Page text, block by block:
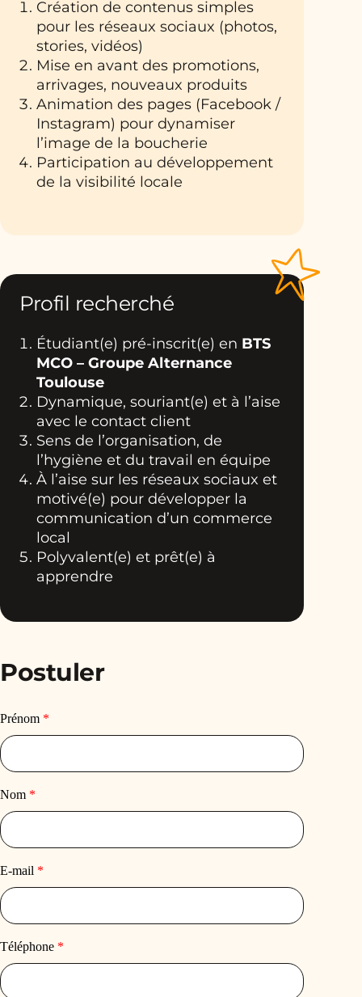
Création de contenus simples
pour les réseaux sociaux (photos,
stories, vidéos)
Mise en avant des promotions,
arrivages, nouveaux produits
Animation des pages (Facebook /
Instagram) pour dynamiser
l’image de la boucherie
Participation au développement
de la visibilité locale
Profil recherché
Étudiant(e) pré-inscrit(e) en BTS
MCO – Groupe Alternance
Toulouse
Dynamique, souriant(e) et à l’aise
avec le contact client
Sens de l’organisation, de
l’hygiène et du travail en équipe
À l’aise sur les réseaux sociaux et
motivé(e) pour développer la
communication d’un commerce
local
Polyvalent(e) et prêt(e) à
apprendre
Postuler